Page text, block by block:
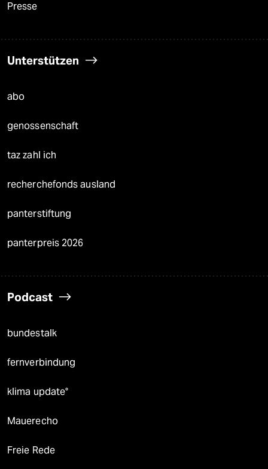
Presse
Unterstützen
abo
genossenschaft
taz zahl ich
recherchefonds ausland
panterstiftung
panterpreis 2026
Podcast
bundestalk
fernverbindung
klima update°
Mauerecho
Freie Rede